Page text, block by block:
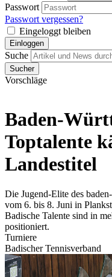
Passwort
Passwort vergessen?
Eingeloggt bleiben
Einloggen
Suche
Sucher
Vorschläge
Baden-
Toptalente
Landestitel
Die Jugend-Elite des
vom 6. bis 8. Juni in
Badische Talente sind in
positioniert.
Turniere
Badischer Tennisverband